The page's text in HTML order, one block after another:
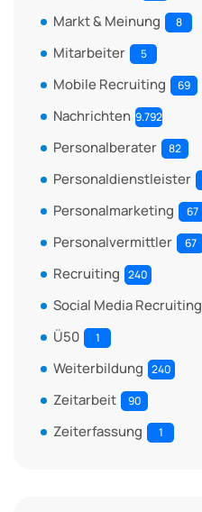
Markt & Meinung 8
Mitarbeiter 5
Mobile Recruiting 69
Nachrichten 9.792
Personalberater 82
Personaldienstleister
Personalmarketing 67
Personalvermittler 67
Recruiting 240
Social Media Recruiting
Ü50 1
Weiterbildung 240
Zeitarbeit 90
Zeiterfassung 1